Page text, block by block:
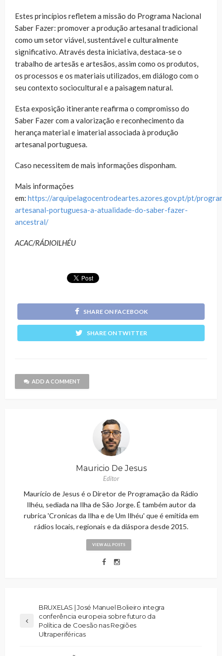
Estes princípios refletem a missão do Programa Nacional
Saber Fazer: promover a produção artesanal tradicional
como um setor viável, sustentável e culturalmente
significativo. Através desta iniciativa, destaca-se o
trabalho de artesãs e artesãos, assim como os produtos,
os processos e os materiais utilizados, em diálogo com o
seu contexto sociocultural e a paisagem natural.
Esta exposição itinerante reafirma o compromisso do
Saber Fazer com a valorização e reconhecimento da
herança material e imaterial associada à produção
artesanal portuguesa.
Caso necessitem de mais informações disponham.
Mais informações
em: https://arquipelagocentrodeartes.azores.gov.pt/pt/
artesanal-portuguesa-a-atualidade-do-saber-fazer-
ancestral/
ACAC/RÁDIOILHÉU
SHARE ON FACEBOOK
SHARE ON TWITTER
ADD A COMMENT
Mauricio De Jesus
Editor
Maurício de Jesus é o Diretor de Programação da Rádio
Ilhéu, sediada na Ilha de São Jorge. É também autor da
rubrica 'Cronicas da Ilha e de Um Ilhéu' que é emitida em
rádios locais, regionais e da diáspora desde 2015.
VIEW ALL POSTS
BRUXELAS | José Manuel Bolieiro integra
conferência europeia sobre futuro da
Política de Coesão nas Regiões
Ultraperiféricas